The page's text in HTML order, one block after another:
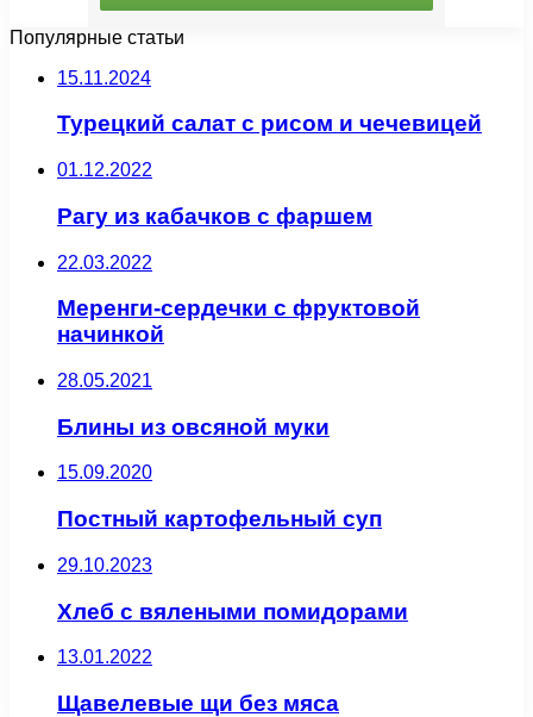
Популярные статьи
15.11.2024
Турецкий салат с рисом и чечевицей
01.12.2022
Рагу из кабачков с фаршем
22.03.2022
Меренги-сердечки с фруктовой
начинкой
28.05.2021
Блины из овсяной муки
15.09.2020
Постный картофельный суп
29.10.2023
Хлеб с вялеными помидорами
13.01.2022
Щавелевые щи без мяса